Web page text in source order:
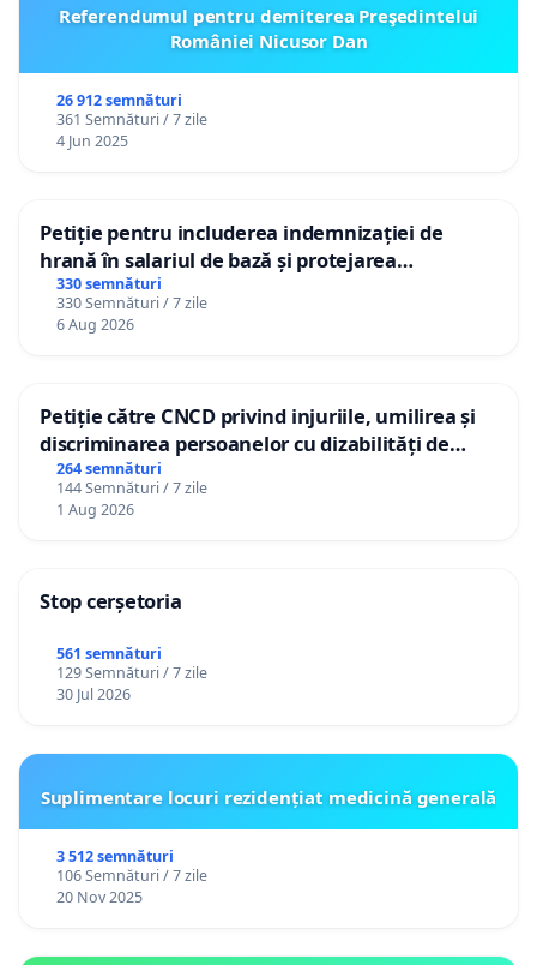
Referendumul pentru demiterea Preşedintelui
României Nicusor Dan
26 912 semnături
361 Semnături / 7 zile
4 Jun 2025
Petiție pentru includerea indemnizației de
hrană în salariul de bază și protejarea
gradațiilor de vechime pentru asistenții
personali
330 semnături
330 Semnături / 7 zile
6 Aug 2026
Petiție către CNCD privind injuriile, umilirea și
discriminarea persoanelor cu dizabilități de
către utilizatorul TikTok „Gorici”
264 semnături
144 Semnături / 7 zile
1 Aug 2026
Stop cerșetoria
561 semnături
129 Semnături / 7 zile
30 Jul 2026
Suplimentare locuri rezidențiat medicină generală
3 512 semnături
106 Semnături / 7 zile
20 Nov 2025